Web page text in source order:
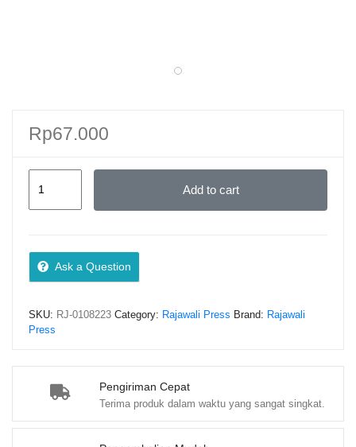
Pengiriman Cepat
Terima produk dalam waktu yang sangat singkat.
Rp67.000
Penilaian
Kerugian
UU
Cipta
–
Add to cart
Ask a Question
SKU: RJ-0108223 Category: Rajawali Press Brand: Rajawali
Press